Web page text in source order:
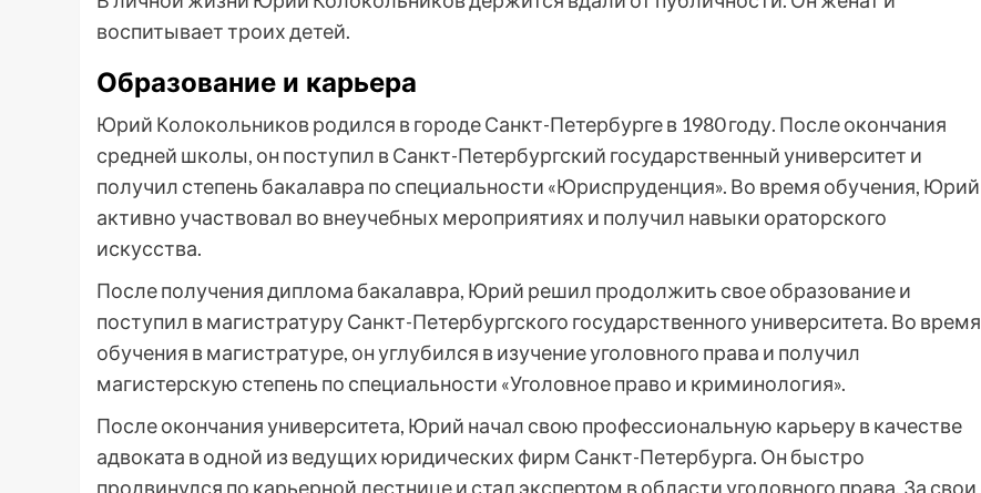
воспитывает троих детей.
Образование и карьера
Юрий Колокольников родился в городе Санкт-Петербурге в 1980 году. После окончания
средней школы, он поступил в Санкт-Петербургский государственный университет и
получил степень бакалавра по специальности «Юриспруденция». Во время обучения, Юрий
активно участвовал во внеучебных мероприятиях и получил навыки ораторского
искусства.
После получения диплома бакалавра, Юрий решил продолжить свое образование и
поступил в магистратуру Санкт-Петербургского государственного университета. Во время
обучения в магистратуре, он углубился в изучение уголовного права и получил
магистерскую степень по специальности «Уголовное право и криминология».
После окончания университета, Юрий начал свою профессиональную карьеру в качестве
адвоката в одной из ведущих юридических фирм Санкт-Петербурга. Он быстро
продвинулся по карьерной лестнице и стал экспертом в области уголовного права. За свои